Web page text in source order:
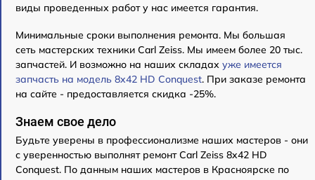
виды проведенных работ у нас имеется гарантия.
Минимальные сроки выполнения ремонта. Мы большая
сеть мастерских техники Carl Zeiss. Мы имеем более 20 тыс.
запчастей. И возможно на наших складах уже имеется
запчасть на модель 8x42 HD Conquest. При заказе ремонта
на сайте - предоставляется скидка -25%.
Знаем свое дело
Будьте уверены в профессионализме наших мастеров - они
с уверенностью выполнят ремонт Carl Zeiss 8x42 HD
Conquest. По данным наших мастеров в Красноярске по